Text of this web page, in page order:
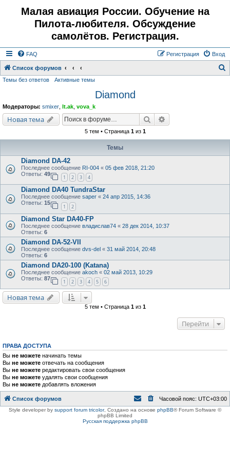
Малая авиация России. Обучение на
Пилота-любителя. Обсуждение
самолётов. Регистрация.
FAQ Вход
Регистрация
Список форумов
Темы без ответов Активные темы
Diamond
Модераторы: smixer lt.ak vova_k
Новая тема Поиск
5 тем • Страница 1из 1
Темы
Diamond DA-42
Последнее сообщение RI-004 « 05 фев 2018, 21:20
Ответы: 49
1 2 3 4
Diamond DA40 TundraStar
Последнее сообщение saper « 24 апр 2015, 14:36
Ответы: 15
1 2
Diamond Star DA40-FP
Последнее сообщение владислав74 « 28 дек 2014, 10:37
Ответы: 6
Diamond DA-52-VII
Последнее сообщение dvs-del « 31 май 2014, 20:48
Ответы: 6
Diamond DA20-100 (Katana)
Последнее сообщение akoch « 02 май 2013, 10:29
Ответы: 87
1 2 3 4 5 6
Новая тема
5 тем • Страница 1из 1
Перейти
ПРАВА ДОСТУПА
Вы не можете начинать темы
Вы не можете отвечать на сообщения
Вы не можете редактировать свои сообщения
Вы не можете удалять свои сообщения
Вы не можете добавлять вложения
Список форумов Часовой пояс: UTC+03:00
Style developer by support forum tricolor, Создано на основе phpBB® Forum Software ©
phpBB Limited
Русская поддержка phpBB